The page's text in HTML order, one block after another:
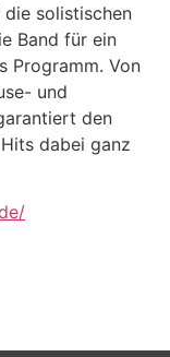
solistischen
Band für ein
Programm. Von
und
den
dabei ganz